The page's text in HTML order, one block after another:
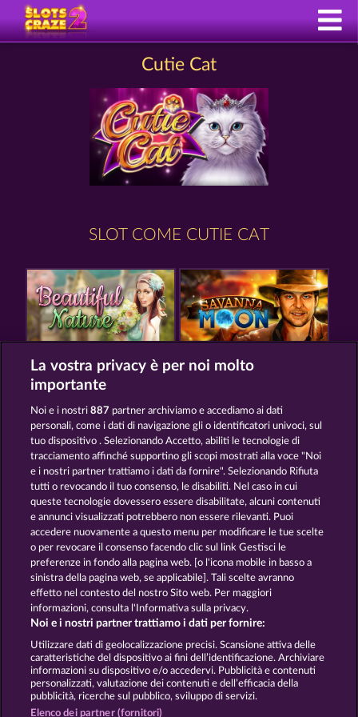
Cutie Cat
SLOT COME CUTIE CAT
BEAUTIFUL NATURE SAVANNA MOON
NIGHT WOLVES ATLANTIC WILDS
Termini e condizioni
Informativa sulla privacy Note legali
Società FAQ Facebook
Invia richiesta di recesso
La vostra privacy è per noi molto
importante
Noi e i nostri887 partner archiviamo e accediamo ai dati
personali, come i dati di navigazione gli o identificatori univoci, sul
tuo dispositivo . Selezionando Accetto, abiliti le tecnologie di
tracciamento affinché supportino gli scopi mostrati alla voce "Noi
e i nostri partner trattiamo i dati da fornire". Selezionando Rifiuta
tutti o revocando il tuo consenso, le disabiliti. Nel caso in cui
queste tecnologie dovessero essere disabilitate, alcuni contenuti
e annunci visualizzati potrebbero non essere rilevanti. Puoi
accedere nuovamente a questo menu per modificare le tue scelte
o per revocare il consenso facendo clic sul link Gestisci le
preferenze in fondo alla pagina web. [o l'icona mobile in basso a
sinistra della pagina web, se applicabile]. Tali scelte avranno
effetto nel contesto del nostro Sito web. Per maggiori
informazioni, consulta l'Informativa sulla privacy.
Noi e i nostri partner trattiamo i dati per fornire:
Utilizzare dati di geolocalizzazione precisi. Scansione attiva delle
caratteristiche del dispositivo ai fini dell’identificazione. Archiviare
informazioni su dispositivo e/o accedervi. Pubblicità e contenuti
personalizzati, valutazione dei contenuti e dell’efficacia della
pubblicità, ricerche sul pubblico, sviluppo di servizi.
Elenco dei partner (fornitori)